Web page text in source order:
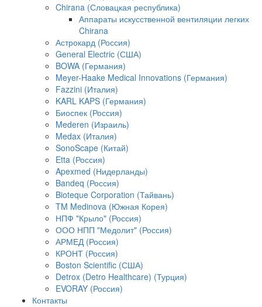
Chirana (Словацкая республика)
Аппараты искусственной вентиляции легких
Chirana
Астрокард (Россия)
General Electric (США)
BOWA (Германия)
Meyer-Haake Medical Innovations (Германия)
Fazzini (Италия)
KARL KAPS (Германия)
Биоспек (Россия)
Mederen (Израиль)
Medax (Италия)
SonoScape (Китай)
Etta (Россия)
Apexmed (Нидерланды)
Bandeq (Россия)
Bioteque Corporation (Тайвань)
TM Medinova (Южная Корея)
НПФ "Крыло" (Россия)
ООО НПП "Медолит" (Россия)
АРМЕД (Россия)
КРОНТ (Россия)
Boston Scientific (США)
Detrox (Detro Healthcare) (Турция)
EVORAY (Россия)
Контакты